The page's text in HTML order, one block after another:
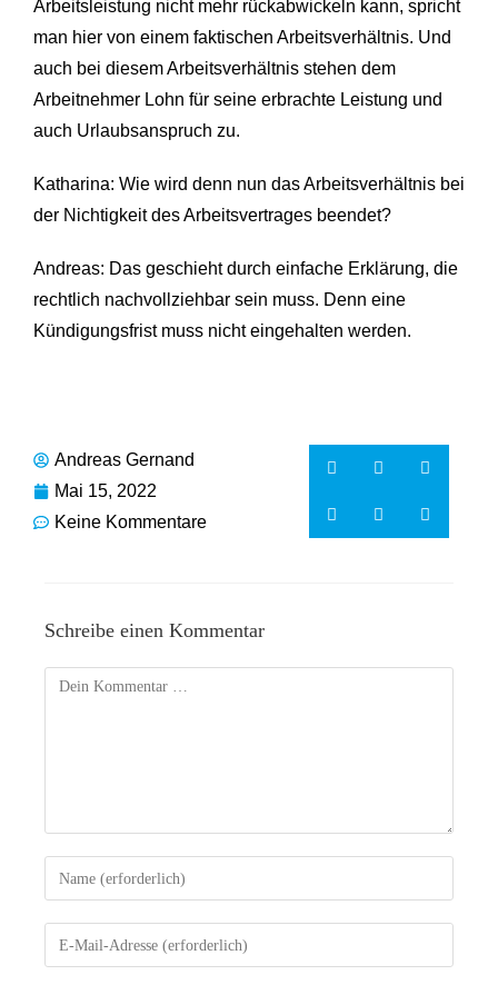
Arbeitsleistung nicht mehr rückabwickeln kann, spricht
man hier von einem faktischen Arbeitsverhältnis. Und
auch bei diesem Arbeitsverhältnis stehen dem
Arbeitnehmer Lohn für seine erbrachte Leistung und
auch Urlaubsanspruch zu.
Katharina: Wie wird denn nun das Arbeitsverhältnis bei
der Nichtigkeit des Arbeitsvertrages beendet?
Andreas: Das geschieht durch einfache Erklärung, die
rechtlich nachvollziehbar sein muss. Denn eine
Kündigungsfrist muss nicht eingehalten werden.
Andreas Gernand
Mai 15, 2022
Keine Kommentare
Schreibe einen Kommentar